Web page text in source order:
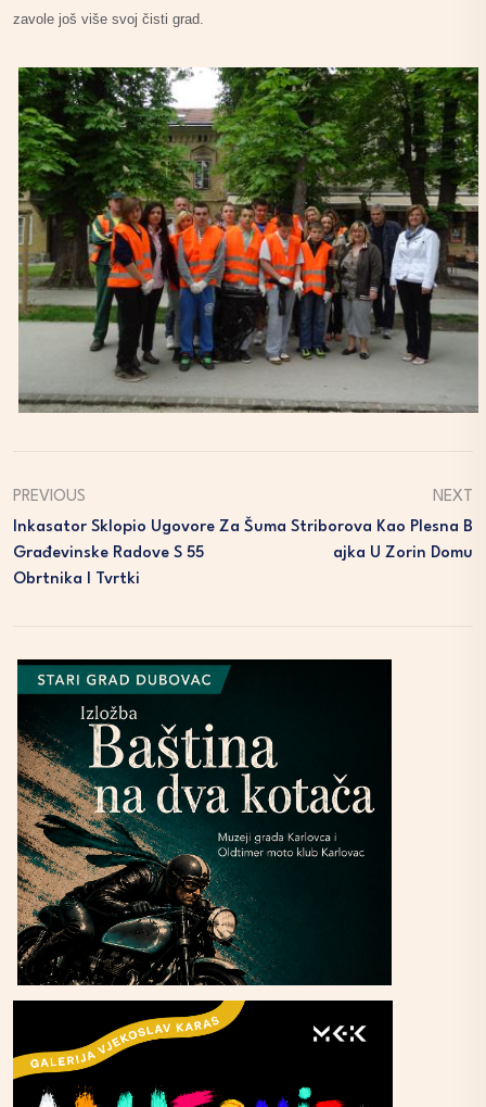
zavole još više svoj čisti grad.
PREVIOUS
Inkasator Sklopio Ugovore Za
Građevinske Radove S 55
Obrtnika I Tvrtki
NEXT
Šuma Striborova Kao Plesna B
Ajka U Zorin Domu